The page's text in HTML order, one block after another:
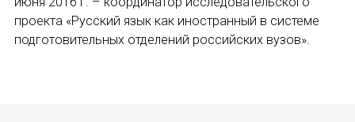
Конференция по переводу в Малаге
проекта «Русский язык как иностранный в системе
подготовительных отделений российских вузов».